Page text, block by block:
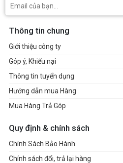
Thông tin chung
Giới thiệu công ty
Góp ý, Khiếu nại
Thông tin tuyển dụng
Hướng dẫn mua Hàng
Mua Hàng Trả Góp
Quy định & chính sách
Chính Sách Bảo Hành
Chính sách đổi, trả lại hàng